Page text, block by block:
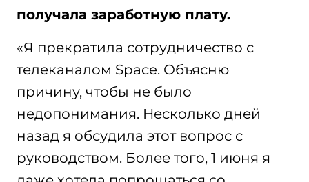
получала заработную плату.
«Я прекратила сотрудничество с
телеканалом Space. Объясню
причину, чтобы не было
недопонимания. Несколько дней
назад я обсудила этот вопрос с
руководством. Более того, 1 июня я